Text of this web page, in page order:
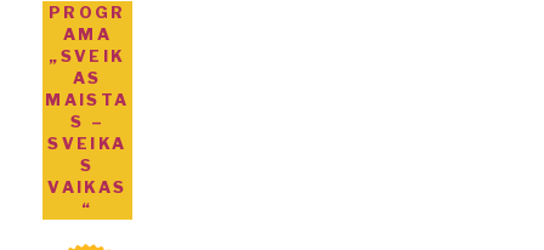
PROGR
AMA
„SVEIK
AS
MAISTA
S –
SVEIKA
S
VAIKAS
“